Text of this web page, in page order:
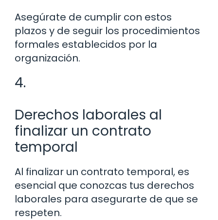
Asegúrate de cumplir con estos
plazos y de seguir los procedimientos
formales establecidos por la
organización.
4.
Derechos laborales al
finalizar un contrato
temporal
Al finalizar un contrato temporal, es
esencial que conozcas tus derechos
laborales para asegurarte de que se
respeten.